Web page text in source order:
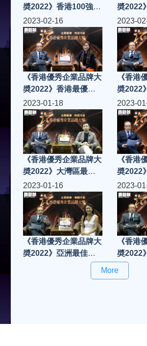
奬2022》香港100強企
業專科教育金獎
奬2022
培訓機
2023-02-16
《香港優秀企業品牌大
奬2022》香港最優秀
女企業家鑽石獎
2023-
《香港
奬2022
業品牌
2023-01-18
《香港優秀企業品牌大
奬2022》大灣區最佳
企業顧問白金獎
2023-
《香港
奬2022
功能內
2023-01-16
《香港優秀企業品牌大
奬2022》亞洲最佳企
2023-
《香港
奬2022
服務策
More